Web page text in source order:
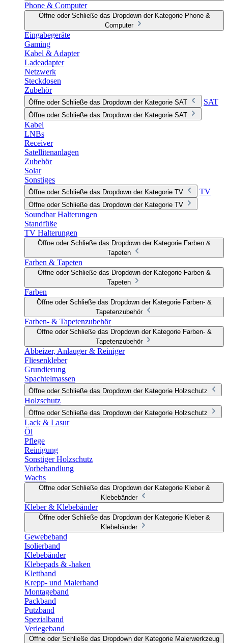
Phone & Computer
Öffne oder Schließe das Dropdown der Kategorie Phone &
Computer
Eingabegeräte
Gaming
Kabel & Adapter
Ladeadapter
Netzwerk
Steckdosen
Zubehör
Öffne oder Schließe das Dropdown der Kategorie SAT SAT
Öffne oder Schließe das Dropdown der Kategorie SAT
Kabel
LNBs
Receiver
Satellitenanlagen
Zubehör
Solar
Sonstiges
Öffne oder Schließe das Dropdown der Kategorie TV TV
Öffne oder Schließe das Dropdown der Kategorie TV
Soundbar Halterungen
Standfüße
TV Halterungen
Öffne oder Schließe das Dropdown der Kategorie Farben &
Tapeten
Farben & Tapeten
Öffne oder Schließe das Dropdown der Kategorie Farben &
Tapeten
Farben
Öffne oder Schließe das Dropdown der Kategorie Farben- &
Tapetenzubehör
Farben- & Tapetenzubehör
Öffne oder Schließe das Dropdown der Kategorie Farben- &
Tapetenzubehör
Abbeizer, Anlauger & Reiniger
Fliesenkleber
Grundierung
Spachtelmassen
Öffne oder Schließe das Dropdown der Kategorie Holzschutz
Holzschutz
Öffne oder Schließe das Dropdown der Kategorie Holzschutz
Lack & Lasur
Öl
Pflege
Reinigung
Sonstiger Holzschutz
Vorbehandlung
Wachs
Öffne oder Schließe das Dropdown der Kategorie Kleber &
Klebebänder
Kleber & Klebebänder
Öffne oder Schließe das Dropdown der Kategorie Kleber &
Klebebänder
Gewebeband
Isolierband
Klebebänder
Klebepads & -haken
Klettband
Krepp- und Malerband
Montageband
Packband
Putzband
Spezialband
Verlegeband
Öffne oder Schließe das Dropdown der Kategorie Malerwerkzeug